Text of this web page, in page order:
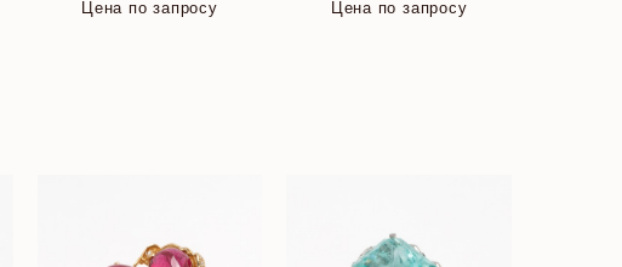
Цена по запросу Цена по запросу